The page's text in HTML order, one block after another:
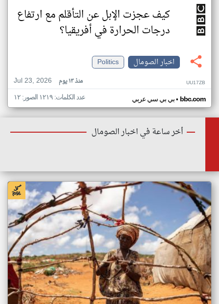
كيف عجزت الإبل عن التأقلم مع ارتفاع
درجات الحرارة في أفريقيا؟
اخبار الصومال
Politics
Jul 23, 2026
منذ ١٣ يوم UU17ZB
بي بي سي عربي• bbc.com عدد الكلمات: ١٢١٩ الصور: ١٢
أخر ساعة في اخبار الصومال